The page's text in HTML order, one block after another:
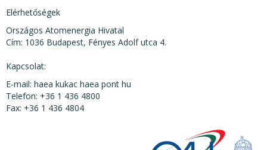
Elérhetőségek
Országos Atomenergia Hivatal
Cím: 1036 Budapest, Fényes Adolf utca 4.
Kapcsolat:
E-mail: haea kukac haea pont hu
Telefon: +36 1 436 4800
Fax: +36 1 436 4804